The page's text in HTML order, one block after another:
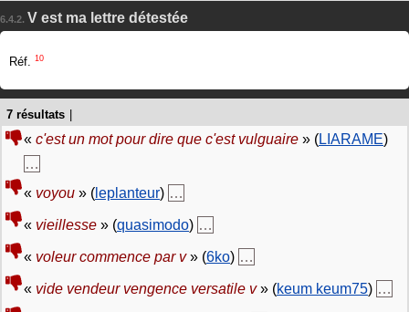
6.4.2. V est ma lettre détestée
Réf. 10
7 résultats
« c'est un mot pour dire que c'est vulguaire » (LIARAME)
…
« voyou » ( leplanteur) …
« vieillesse » (quasimodo) …
« voleur commence par v» (6ko) …
« vide vendeur vengence versatile v» (keum keum75) …